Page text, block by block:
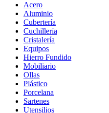
Acero
Aluminio
Cubertería
Cuchillería
Cristalería
Equipos
Hierro Fundido
Mobiliario
Ollas
Plástico
Porcelana
Sartenes
Utensilios